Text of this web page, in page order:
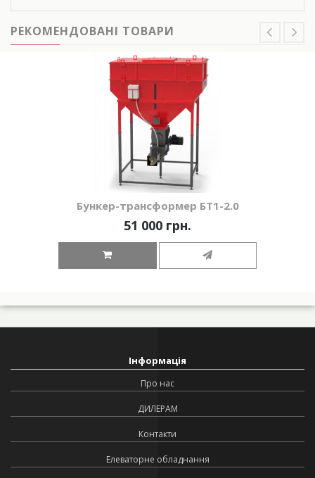
РЕКОМЕНДОВАНІ ТОВАРИ
Бункер-трансформер БТ1-2.0
51 000 грн.
Інформація
Про нас
ДИЛЕРАМ
Контакти
Елеваторне обладнання